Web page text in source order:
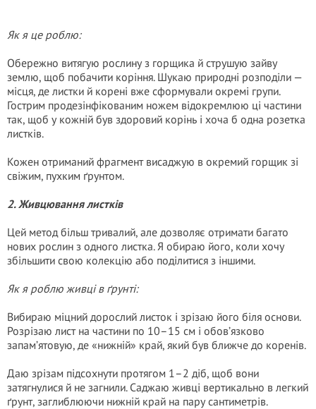
Як я це роблю:
Обережно витягую рослину з горщика й струшую зайву
землю, щоб побачити коріння. Шукаю природні розподіли —
місця, де листки й корені вже сформували окремі групи.
Гострим продезінфікованим ножем відокремлюю ці частини
так, щоб у кожній був здоровий корінь і хоча б одна розетка
листків.
Кожен отриманий фрагмент висаджую в окремий горщик зі
свіжим, пухким ґрунтом.
2. Живцювання листків
Цей метод більш тривалий, але дозволяє отримати багато
нових рослин з одного листка. Я обираю його, коли хочу
збільшити свою колекцію або поділитися з іншими.
Як я роблю живці в ґрунті:
Вибираю міцний дорослий листок і зрізаю його біля основи.
Розрізаю лист на частини по 10–15 см і обов’язково
запам’ятовую, де «нижній» край, який був ближче до коренів.
Даю зрізам підсохнути протягом 1–2 діб, щоб вони
затягнулися й не загнили. Саджаю живці вертикально в легкий
ґрунт, заглиблюючи нижній край на пару сантиметрів.